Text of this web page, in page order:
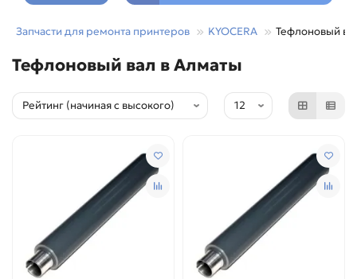
Запчасти для ремонта принтеров KYOCERA Тефлоновый
Тефлоновый вал в Алматы